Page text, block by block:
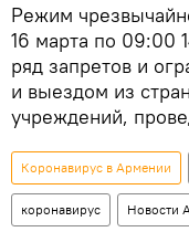
Режим
16 марта по 09:00
ряд запретов и
и выездом из
учреждений,
Коронавирус в Армении
коронавирус Новости